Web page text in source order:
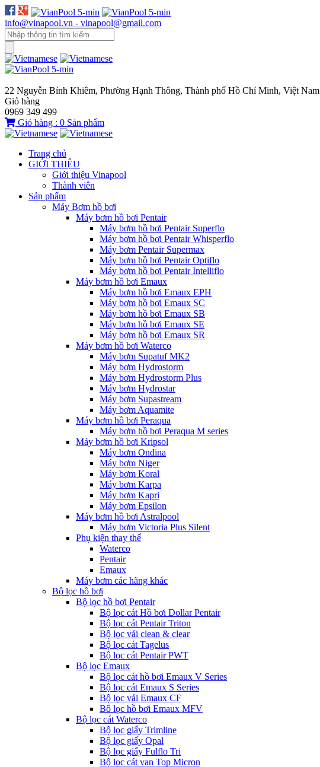
info@vinapool.vn - vinapool@gmail.com
22 Nguyễn Bỉnh Khiêm, Phường Hạnh Thông, Thành phố Hồ Chí Minh, Việt Nam
Giỏ hàng
0969 349 499
Giỏ hàng : 0 Sản phẩm
Trang chủ
GIỚI THIỆU
Giới thiệu Vinapool
Thành viên
Sản phẩm
Máy Bơm hồ bơi
Máy bơm hồ bơi Pentair
Máy bơm hồ bơi Pentair Superflo
Máy bơm hồ bơi Pentair Whisperflo
Máy bơm Pentair Supermax
Máy bơm hồ bơi Pentair Optiflo
Máy bơm hồ bơi Pentair Intelliflo
Máy bơm hồ bơi Emaux
Máy bơm hồ bơi Emaux EPH
Máy bơm hồ bơi Emaux SC
Máy bơm hồ bơi Emaux SB
Máy bơm hồ bơi Emaux SE
Máy bơm hồ bơi Emaux SR
Máy bơm hồ bơi Waterco
Máy bơm Supatuf MK2
Máy bơm Hydrostorm
Máy bơm Hydrostorm Plus
Máy bơm Hydrostar
Máy bơm Supastream
Máy bơm Aquamite
Máy bơm hồ bơi Peraqua
Máy bơm hồ bơi Peraqua M series
Máy bơm hồ bơi Kripsol
Máy bơm Ondina
Máy bơm Niger
Máy bơm Koral
Máy bơm Karpa
Máy bơm Kapri
Máy bơm Epsilon
Máy bơm hồ bơi Astralpool
Máy bơm Victoria Plus Silent
Phụ kiện thay thế
Waterco
Pentair
Emaux
Máy bơm các hãng khác
Bộ lọc hồ bơi
Bộ lọc hồ bơi Pentair
Bộ lọc cát Hồ bơi Dollar Pentair
Bộ lọc cát Pentair Triton
Bộ lọc vải clean & clear
Bộ lọc cát Tagelus
Bộ lọc cát Pentair PWT
Bộ lọc Emaux
Bộ lọc cát hồ bơi Emaux V Series
Bộ lọc cát Emaux S Series
Bộ lọc vải Emaux CF
Bô lọc hồ bơi Emaux MFV
Bộ lọc cát Waterco
Bộ lọc giấy Trimline
Bộ lọc giấy Opal
Bộ lọc giấy Fulflo Tri
Bộ lọc cát van Top Micron